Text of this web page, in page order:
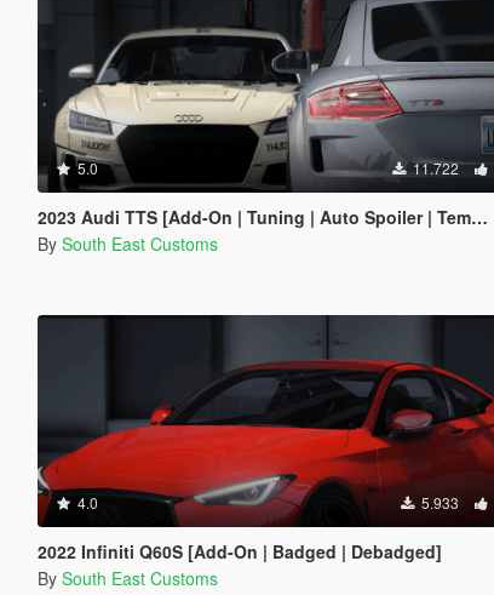
5.0 11.722
2023 Audi TTS [Add-On | Tuning | Auto Spoiler | Template | Livery]
By South East Customs
4.0 5.933
2022 Infiniti Q60S [Add-On | Badged | Debadged]
By South East Customs